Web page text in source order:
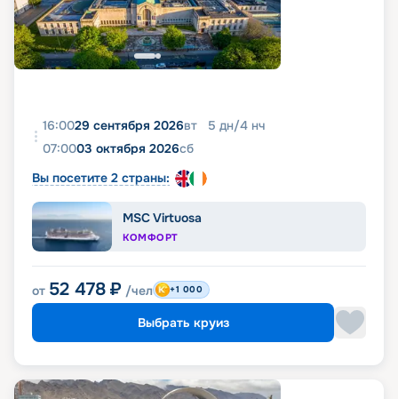
16:0029 сентября 2026вт 5 дн/4 нч
07:0003 октября 2026сб
Вы посетите 2 страны:
MSC Virtuosa
КОМФОРТ
от 52 478 ₽ /чел +1 000
Выбрать круиз